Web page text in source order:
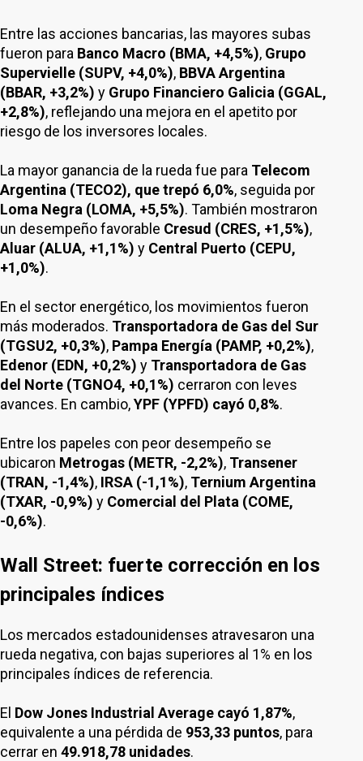
Entre las acciones bancarias, las mayores subas
fueron para Banco Macro (BMA, +4,5%), Grupo
Supervielle (SUPV, +4,0%), BBVA Argentina
(BBAR, +3,2%) y Grupo Financiero Galicia (GGAL,
+2,8%), reflejando una mejora en el apetito por
riesgo de los inversores locales.
La mayor ganancia de la rueda fue para Telecom
Argentina (TECO2), que trepó 6,0%, seguida por
Loma Negra (LOMA, +5,5%). También mostraron
un desempeño favorable Cresud (CRES, +1,5%),
Aluar (ALUA, +1,1%) y Central Puerto (CEPU,
+1,0%).
En el sector energético, los movimientos fueron
más moderados. Transportadora de Gas del Sur
(TGSU2, +0,3%), Pampa Energía (PAMP, +0,2%),
Edenor (EDN, +0,2%) y Transportadora de Gas
del Norte (TGNO4, +0,1%) cerraron con leves
avances. En cambio,YPF (YPFD) cayó 0,8%.
Entre los papeles con peor desempeño se
ubicaron Metrogas (METR, -2,2%), Transener
(TRAN, -1,4%), IRSA (-1,1%), Ternium Argentina
(TXAR, -0,9%) y Comercial del Plata (COME,
-0,6%).
Wall Street: fuerte corrección en los
principales índices
Los mercados estadounidenses atravesaron una
rueda negativa, con bajas superiores al 1% en los
principales índices de referencia.
El Dow Jones Industrial Average cayó 1,87%,
equivalente a una pérdida de 953,33 puntos, para
cerrar en 49.918,78 unidades.